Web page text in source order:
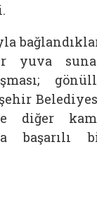
yuva
diğer
başarılı